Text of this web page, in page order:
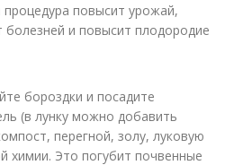
процедура повысит урожай,
и повысит плодородие
бороздки и посадите
(в лунку можно добавить
перегной, золу, луковую
химии. Это погубит почвенные